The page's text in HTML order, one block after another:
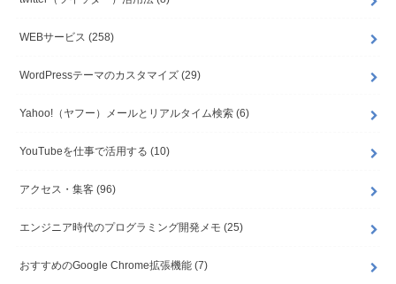
WEBサービス (258)
WordPressテーマのカスタマイズ (29)
Yahoo!（ヤフー）メールとリアルタイム検索 (6)
YouTubeを仕事で活用する (10)
アクセス・集客 (96)
エンジニア時代のプログラミング開発メモ (25)
おすすめのGoogle Chrome拡張機能 (7)